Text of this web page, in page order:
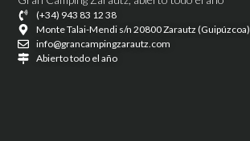
(+34) 943 83 12 38
Monte Talai-Mendi s/n 20800 Zarautz (Guipúzcoa)
info@grancampingzarautz.com
Abierto todo el año